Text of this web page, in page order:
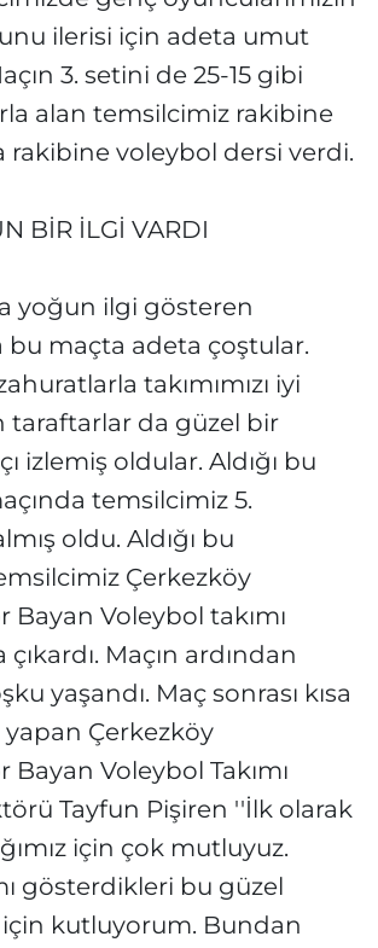
ilerisi için adeta umut
3. setini de 25-15 gibi
alan temsilcimiz rakibine
rakibine voleybol dersi verdi.
BİR İLGİ VARDI
yoğun ilgi gösteren
maçta adeta çoştular.
takımımızı iyi
taraftarlar da güzel bir
izlemiş oldular. Aldığı bu
temsilcimiz 5.
oldu. Aldığı bu
Çerkezköy
Bayan Voleybol takımı
çıkardı. Maçın ardından
yaşandı. Maç sonrası kısa
yapan Çerkezköy
Bayan Voleybol Takımı
Tayfun Pişiren ''İlk olarak
için çok mutluyuz.
gösterdikleri bu güzel
kutluyorum. Bundan